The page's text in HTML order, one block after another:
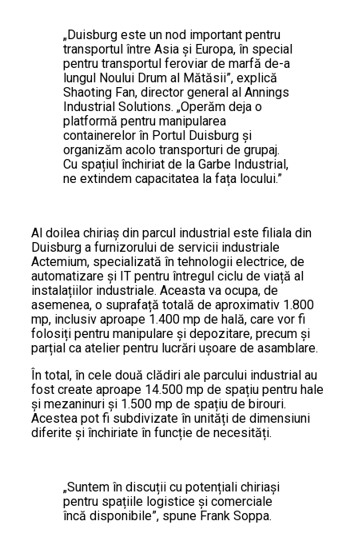
„Duisburg este un nod important pentru
transportul între Asia și Europa, în special
pentru transportul feroviar de marfă de-a
lungul Noului Drum al Mătăsii”, explică
Shaoting Fan, director general al Annings
Industrial Solutions. „Operăm deja o
platformă pentru manipularea
containerelor în Portul Duisburg și
organizăm acolo transporturi de grupaj.
Cu spațiul închiriat de la Garbe Industrial,
ne extindem capacitatea la fața locului.”
Al doilea chiriaș din parcul industrial este filiala din
Duisburg a furnizorului de servicii industriale
Actemium, specializată în tehnologii electrice, de
automatizare și IT pentru întregul ciclu de viață al
instalațiilor industriale. Aceasta va ocupa, de
asemenea, o suprafață totală de aproximativ 1.800
mp, inclusiv aproape 1.400 mp de hală, care vor fi
folosiți pentru manipulare și depozitare, precum și
parțial ca atelier pentru lucrări ușoare de asamblare.
În total, în cele două clădiri ale parcului industrial au
fost create aproape 14.500 mp de spațiu pentru hale
și mezaninuri și 1.500 mp de spațiu de birouri.
Acestea pot fi subdivizate în unități de dimensiuni
diferite și închiriate în funcție de necesități.
„Suntem în discuții cu potențiali chiriași
pentru spațiile logistice și comerciale
încă disponibile”, spune Frank Soppa.